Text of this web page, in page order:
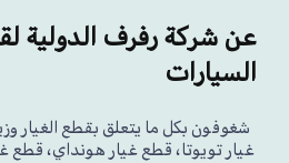
عن شركة رفرف الدولية
السيارات
شغوفون بكل ما يتعلق بقطع الغيار
غيار تويوتا، قطع غيار هونداي، قطع